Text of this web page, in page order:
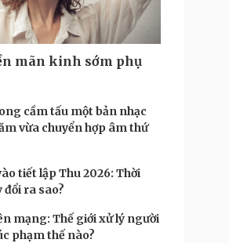
Trải nghiệm
Chuyển đổi số
Podcast
Đọc truyện đêm khuya
Cửa sổ tình yêu
mãn kinh sớm phụ
cầm tấu một bản nhạc
vừa chuyển hợp âm thứ
tiết lập Thu 2026: Thời
ra sao?
mạng: Thế giới xử lý người
phạm thế nào?